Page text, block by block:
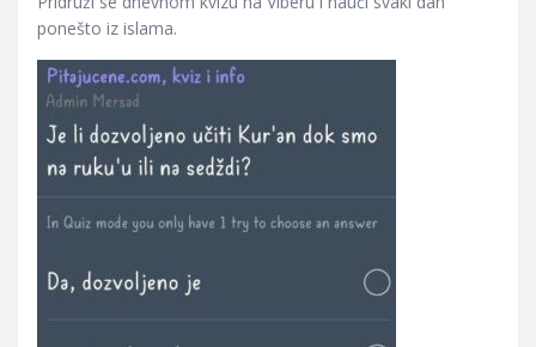
ponešto iz islama.